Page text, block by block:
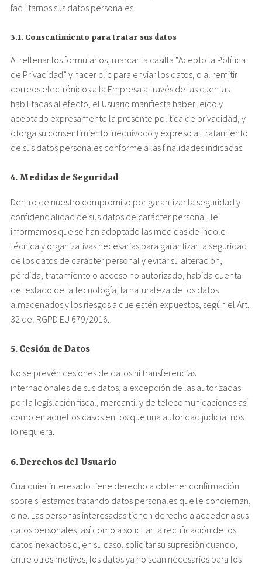
facilitarnos sus datos personales.
3.1. Consentimiento para tratar sus datos
Al rellenar los formularios, marcar la casilla “Acepto la Política
de Privacidad” y hacer clic para enviar los datos, o al remitir
correos electrónicos a la Empresa a través de las cuentas
habilitadas al efecto, el Usuario manifiesta haber leído y
aceptado expresamente la presente política de privacidad, y
otorga su consentimiento inequívoco y expreso al tratamiento
de sus datos personales conforme a las finalidades indicadas.
4. Medidas de Seguridad
Dentro de nuestro compromiso por garantizar la seguridad y
confidencialidad de sus datos de carácter personal, le
informamos que se han adoptado las medidas de índole
técnica y organizativas necesarias para garantizar la seguridad
de los datos de carácter personal y evitar su alteración,
pérdida, tratamiento o acceso no autorizado, habida cuenta
del estado de la tecnología, la naturaleza de los datos
almacenados y los riesgos a que estén expuestos, según el Art.
32 del RGPD EU 679/2016.
5. Cesión de Datos
No se prevén cesiones de datos ni transferencias
internacionales de sus datos, a excepción de las autorizadas
por la legislación fiscal, mercantil y de telecomunicaciones así
como en aquellos casos en los que una autoridad judicial nos
lo requiera.
6. Derechos del Usuario
Cualquier interesado tiene derecho a obtener confirmación
sobre si estamos tratando datos personales que le conciernan,
o no. Las personas interesadas tienen derecho a acceder a sus
datos personales, así como a solicitar la rectificación de los
datos inexactos o, en su caso, solicitar su supresión cuando,
entre otros motivos, los datos ya no sean necesarios para los